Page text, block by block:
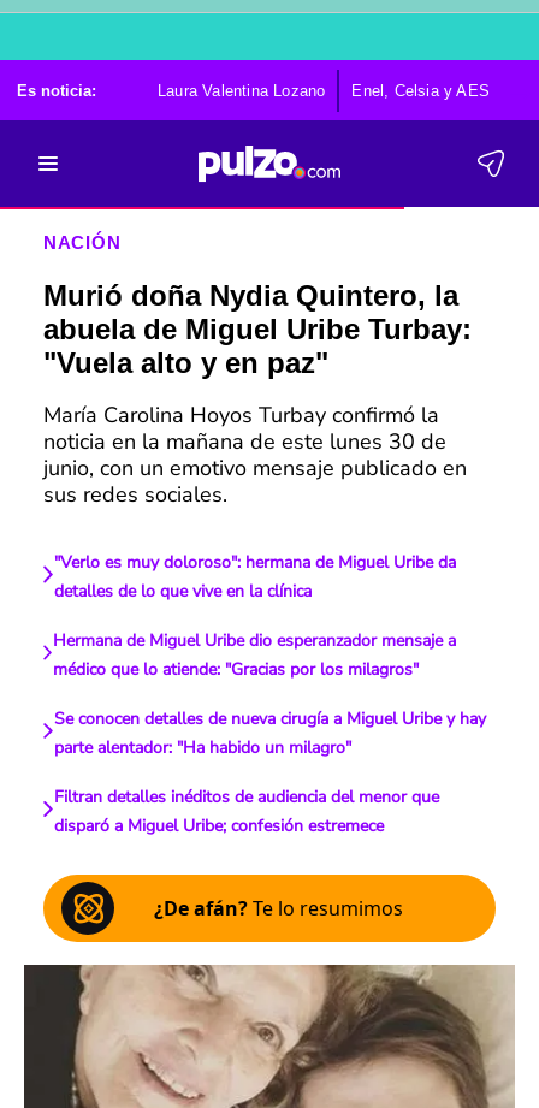
Es noticia: Laura Valentina Lozano Enel, Celsia y AES
NACIÓN
Murió doña Nydia Quintero, la
abuela de Miguel Uribe Turbay:
"Vuela alto y en paz"
María Carolina Hoyos Turbay confirmó la
noticia en la mañana de este lunes 30 de
junio, con un emotivo mensaje publicado en
sus redes sociales.
"Verlo es muy doloroso": hermana de Miguel Uribe da
detalles de lo que vive en la clínica
Hermana de Miguel Uribe dio esperanzador mensaje a
médico que lo atiende: "Gracias por los milagros"
Se conocen detalles de nueva cirugía a Miguel Uribe y hay
parte alentador: "Ha habido un milagro"
Filtran detalles inéditos de audiencia del menor que
disparó a Miguel Uribe; confesión estremece
¿De afán?Te lo resumimos